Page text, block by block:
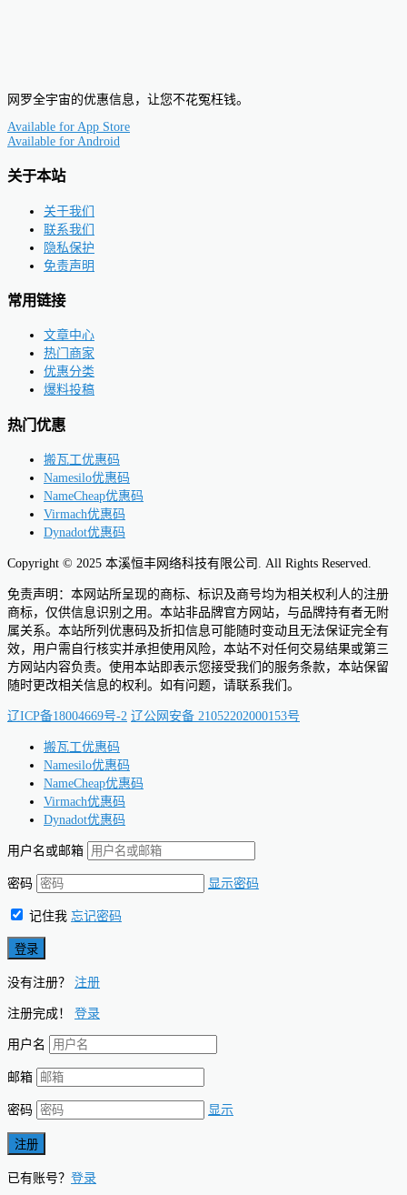
网罗全宇宙的优惠信息，让您不花冤枉钱。
Available for App Store
Available for Android
关于本站
关于我们
联系我们
隐私保护
免责声明
常用链接
文章中心
热门商家
优惠分类
爆料投稿
热门优惠
搬瓦工优惠码
Namesilo优惠码
NameCheap优惠码
Virmach优惠码
Dynadot优惠码
Copyright © 2025 本溪恒丰网络科技有限公司. All Rights Reserved.
免责声明：本网站所呈现的商标、标识及商号均为相关权利人的注册
商标，仅供信息识别之用。本站非品牌官方网站，与品牌持有者无附
属关系。本站所列优惠码及折扣信息可能随时变动且无法保证完全有
效，用户需自行核实并承担使用风险，本站不对任何交易结果或第三
方网站内容负责。使用本站即表示您接受我们的服务条款，本站保留
随时更改相关信息的权利。如有问题，请联系我们。
辽ICP备18004669号-2 辽公网安备 21052202000153号
搬瓦工优惠码
Namesilo优惠码
NameCheap优惠码
Virmach优惠码
Dynadot优惠码
用户名或邮箱
密码 显示密码
记住我 忘记密码
没有注册？ 注册
注册完成！ 登录
用户名
邮箱
密码 显示
已有账号？ 登录